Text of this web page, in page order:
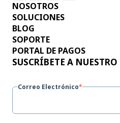
NOSOTROS
SOLUCIONES
BLOG
SOPORTE
PORTAL DE PAGOS
SUSCRÍBETE A NUESTRO
Correo Electrónico*